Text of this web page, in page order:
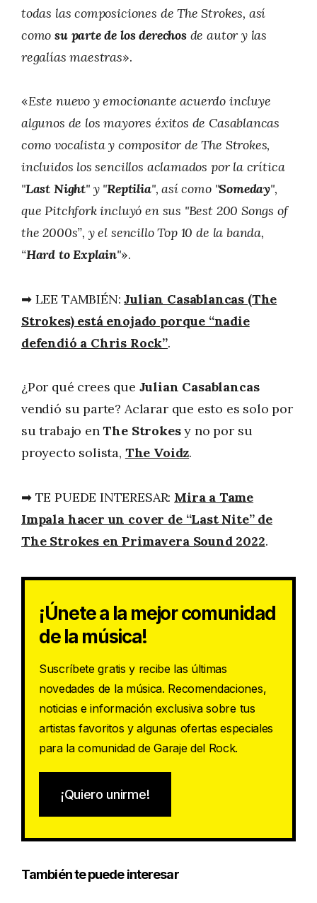
todas las composiciones de The Strokes, así
comosu parte de los derechosde autor y las
regalías maestras».
«Este nuevo y emocionante acuerdo incluye
algunos de los mayores éxitos de Casablancas
como vocalista y compositor de The Strokes,
incluidos los sencillos aclamados por la crítica
"Last Night" y "Reptilia", así como "Someday",
que Pitchfork incluyó en sus "Best 200 Songs of
the 2000s”, y el sencillo Top 10 de la banda,
“Hard to Explain"».
➡ LEE TAMBIÉN:Julian Casablancas (The
Strokes) está enojado porque “nadie
defendió a Chris Rock”.
¿Por qué crees que Julian Casablancas
vendió su parte? Aclarar que esto es solo por
su trabajo enThe Strokesy no por su
proyecto solista, The Voidz.
➡ TE PUEDE INTERESAR: Mira a Tame
Impala hacer un cover de “Last Nite” de
The Strokes en Primavera Sound 2022.
¡Únete a la mejor comunidad
de la música!
Suscríbete gratis y recibe las últimas
novedades de la música. Recomendaciones,
noticias e información exclusiva sobre tus
artistas favoritos y algunas ofertas especiales
para la comunidad de Garaje del Rock.
¡Quiero unirme!
También te puede interesar